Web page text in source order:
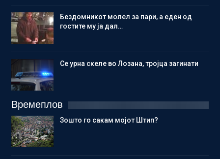
Бездомникот молел за пари, а еден од
гостите му ја дал…
Се урна скеле во Лозана, тројца загинати
Времеплов
Зошто го сакам мојот Штип?